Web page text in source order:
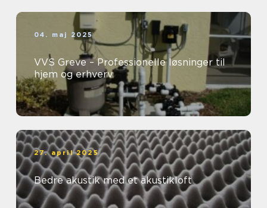
04. maj 2025
VVS Greve – Professionelle løsninger til
hjem og erhverv
27. april 2025
Bedre akustik med et akustikloft